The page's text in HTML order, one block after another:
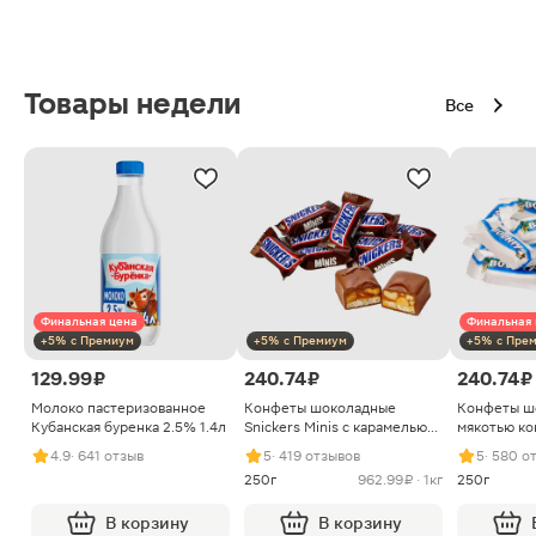
Товары недели Все
Финальная цена
+5% с Премиум
129.99 ₽
Молоко пастеризованное
Кубанская буренка 2.5% 1.4л
4.9· 641 отзыв
В корзину
+5% с Премиум
240.74 ₽
Конфеты шоколадные
Snickers Minis с карамелью
арахисом и нугой
5· 419 отзывов
250г
962.99 ₽ · 1кг
В корзину
Финальная
+5% с
240.74 ₽
Конфеты
мякотью
5· 580
250г